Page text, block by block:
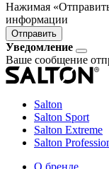
Нажимая
информации
Отправить
Уведомление
Ваше сообщение
Salton
Salton Sport
Salton Extreme
Salton